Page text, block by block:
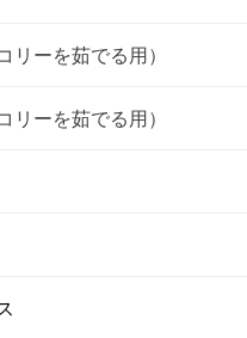
リーを茹でる用）
リーを茹でる用）